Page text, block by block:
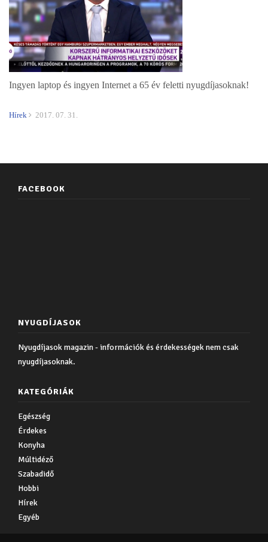
Ingyen laptop és ingyen Internet a 65 év feletti nyugdíjasoknak!
Hírek 2017. 07. 31.
FACEBOOK
NYUGDÍJASOK
Nyugdíjasok magazin - információk és érdekességek nem csak
nyugdíjasoknak.
KATEGÓRIÁK
Egészség
Érdekes
Konyha
Múltidéző
Szabadidő
Hobbi
Hírek
Egyéb